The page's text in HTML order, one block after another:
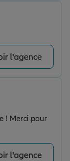
l'agence
! Merci pour
l'agence